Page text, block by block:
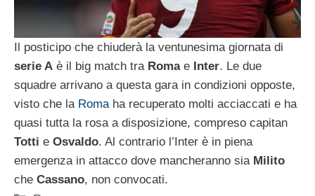
Il posticipo che chiuderà la ventunesima giornata di
serie A è il big match tra Romae Inter. Le due
squadre arrivano a questa gara in condizioni opposte,
visto che la Romaha recuperato molti acciaccati e ha
quasi tutta la rosa a disposizione, compreso capitan
Totti e Osvaldo. Al contrario l’Inter è in piena
emergenza in attacco dove mancheranno sia Milito
che Cassano, non convocati.